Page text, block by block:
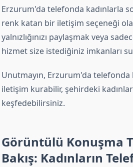
Erzurum'da telefonda kadınlarla
renk katan bir iletişim seçeneği
yalnızlığınızı paylaşmak veya
hizmet size istediğiniz imkanları
Unutmayın, Erzurum'da
iletişim kurabilir, şehirdeki
keşfedebilirsiniz.
Görüntülü Konuşma
Bakış: Kadınların